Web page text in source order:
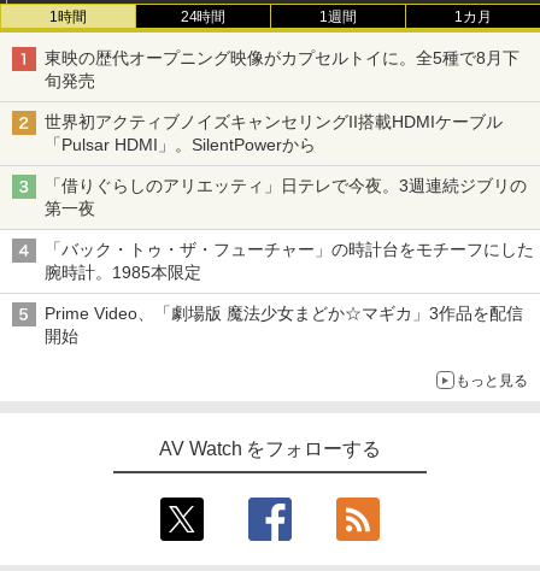
1時間 24時間 1週間 1カ月
東映の歴代オープニング映像がカプセルトイに。全5種で8月下
旬発売
世界初アクティブノイズキャンセリングII搭載HDMIケーブル
「Pulsar HDMI」。SilentPowerから
「借りぐらしのアリエッティ」日テレで今夜。3週連続ジブリの
第一夜
「バック・トゥ・ザ・フューチャー」の時計台をモチーフにした
腕時計。1985本限定
Prime Video、「劇場版 魔法少女まどか☆マギカ」3作品を配信
開始
もっと見る
AV Watch をフォローする